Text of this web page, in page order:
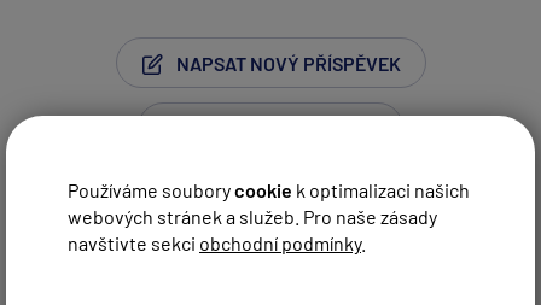
Používáme souborycookie k optimalizaci našich
webových stránek a služeb. Pro naše zásady
navštivte sekci obchodní podmínky.
NAPSAT NOVÝ PŘÍSPĚVEK
Stránka: 1 … 15 16 17 18 19